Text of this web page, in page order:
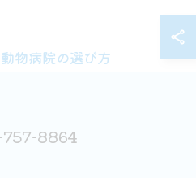
物病院の選び方
対応していますが、保険の
8864